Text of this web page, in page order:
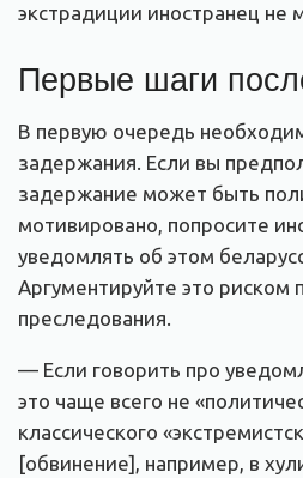
экстрадиции иностранец не
Первые шаги
В первую очередь
задержания. Если вы
задержание может быть
мотивировано, попросите
уведомлять об этом
Аргументируйте это риском
преследования.
— Если говорить про
это чаще всего не
классического
[обвинение], например, в